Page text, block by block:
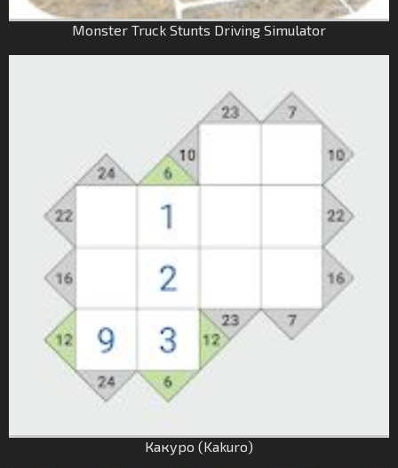
Monster Truck Stunts Driving Simulator
Какуро (Kakuro)